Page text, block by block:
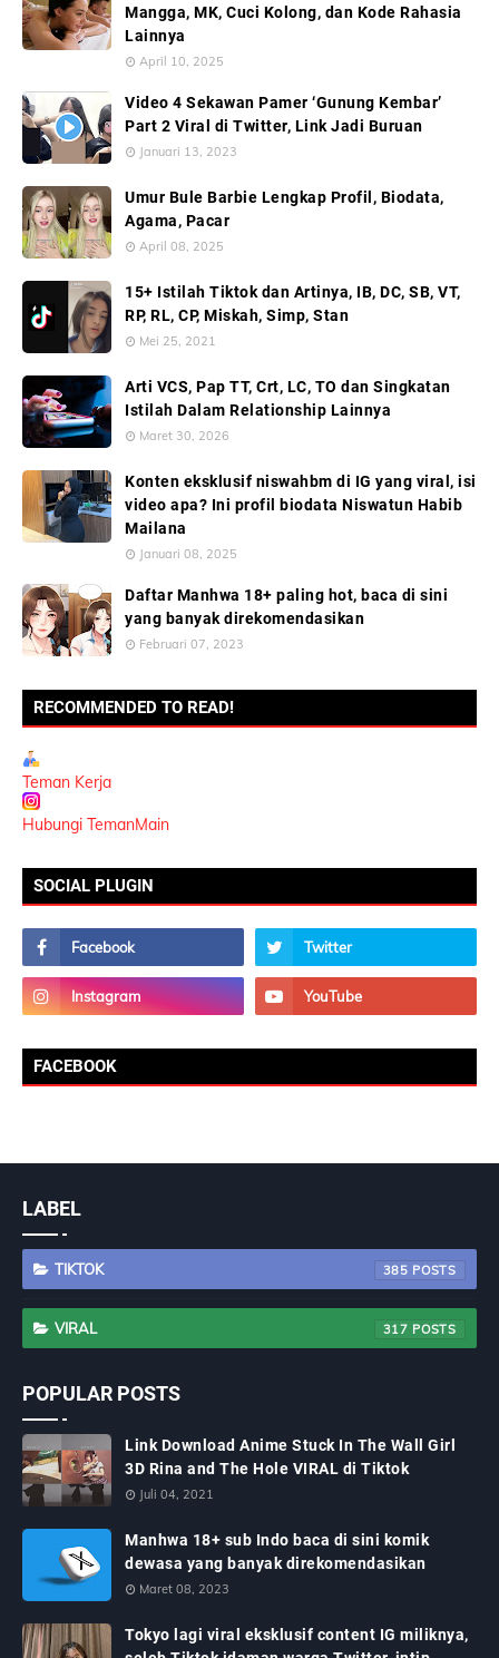
Mangga, MK, Cuci Kolong, dan Kode Rahasia
Lainnya
April 10, 2025
Video 4 Sekawan Pamer ‘Gunung Kembar’
Part 2 Viral di Twitter, Link Jadi Buruan
Januari 13, 2023
Umur Bule Barbie Lengkap Profil, Biodata,
Agama, Pacar
April 08, 2025
15+ Istilah Tiktok dan Artinya, IB, DC, SB, VT,
RP, RL, CP, Miskah, Simp, Stan
Mei 25, 2021
Arti VCS, Pap TT, Crt, LC, TO dan Singkatan
Istilah Dalam Relationship Lainnya
Maret 30, 2026
Konten eksklusif niswahbm di IG yang viral, isi
video apa? Ini profil biodata Niswatun Habib
Mailana
Januari 08, 2025
Daftar Manhwa 18+ paling hot, baca di sini
yang banyak direkomendasikan
Februari 07, 2023
RECOMMENDED TO READ!
Teman Kerja
Hubungi TemanMain
SOCIAL PLUGIN
FACEBOOK
LABEL
TIKTOK 385
VIRAL 317
POPULAR POSTS
Link Download Anime Stuck In The Wall Girl
3D Rina and The Hole VIRAL di Tiktok
Juli 04, 2021
Manhwa 18+ sub Indo baca di sini komik
dewasa yang banyak direkomendasikan
Maret 08, 2023
Tokyo lagi viral eksklusif content IG miliknya,